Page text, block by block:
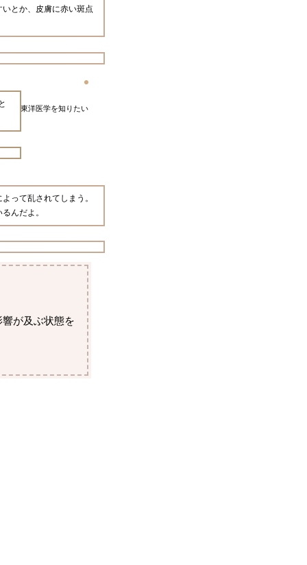
とか、皮膚に赤い斑点
東洋医学を知りたい
って乱されてしまう。
んだよ。
が及ぶ状態を